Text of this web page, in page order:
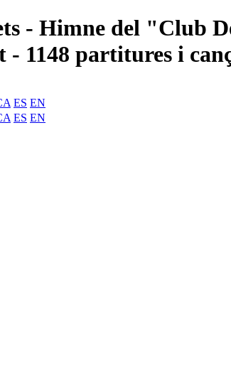
- Himne del "Club
- 1148 partitures i
ES EN
ES EN